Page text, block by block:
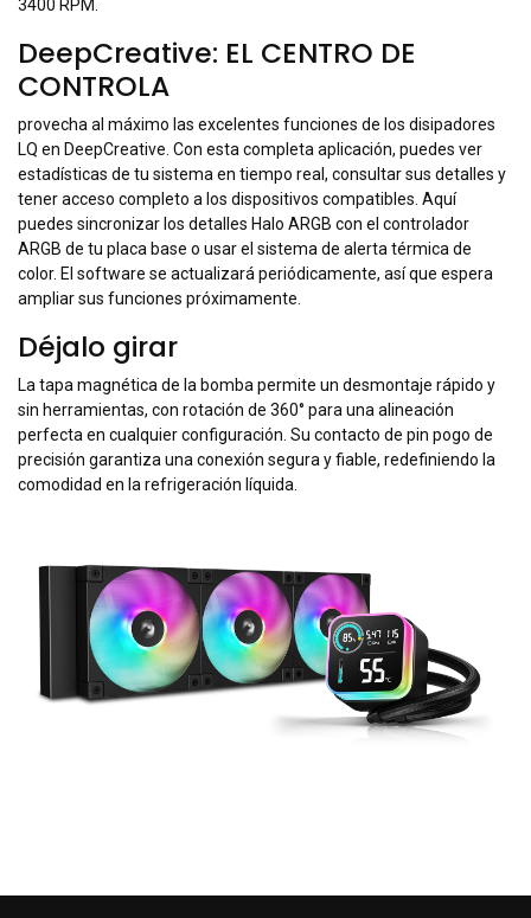
cabezal de la bomba magnética y dos ventiladores ARGB FD12,
que realzan el atractivo visual del equipo.
BOMBA DE 5 GENERACIÓNPRO
Basado en la bomba de agua de alto rendimiento optimizada de
5.ª generación PRO de DeepCool, el LQ240 eleva la refrigeración
de las CPU modernas de alto consumo a un nuevo nivel gracias a
su control de bucle cerrado FOC (Control Orientado al Campo). El
diseño optimizado de la bomba incorpora un eficiente motor
trifásico de 6 ranuras y 4 polos que alcanza unas impresionantes
3400 RPM.
DeepCreative: EL CENTRO DE
CONTROLA
provecha al máximo las excelentes funciones de los disipadores
LQ en DeepCreative. Con esta completa aplicación, puedes ver
estadísticas de tu sistema en tiempo real, consultar sus detalles y
tener acceso completo a los dispositivos compatibles. Aquí
color. El software se actualizará periódicamente, así que espera
ampliar sus funciones próximamente.
Déjalo girar
La tapa magnética de la bomba permite un desmontaje rápido y
sin herramientas, con rotación de 360° para una alineación
perfecta en cualquier configuración. Su contacto de pin pogo de